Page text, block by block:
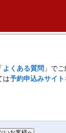
よくある質問 」で
は予約申込みサイト